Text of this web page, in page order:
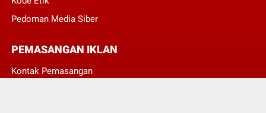
Pedoman Media Siber
PEMASANGAN IKLAN
Kontak Pemasangan